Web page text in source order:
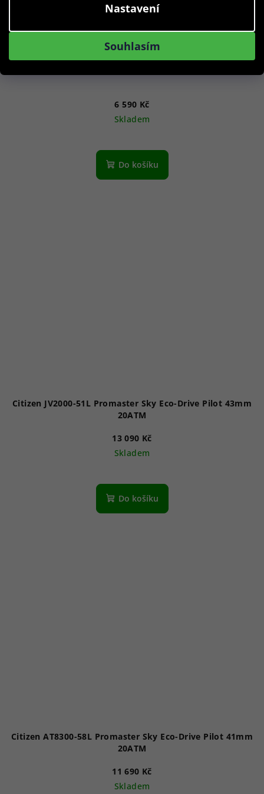
Nastavení
Souhlasím
6 590 Kč
Skladem
Do košíku
Citizen JV2000-51L Promaster Sky Eco-Drive Pilot 43mm
20ATM
13 090 Kč
Skladem
Do košíku
Citizen AT8300-58L Promaster Sky Eco-Drive Pilot 41mm
20ATM
11 690 Kč
Skladem